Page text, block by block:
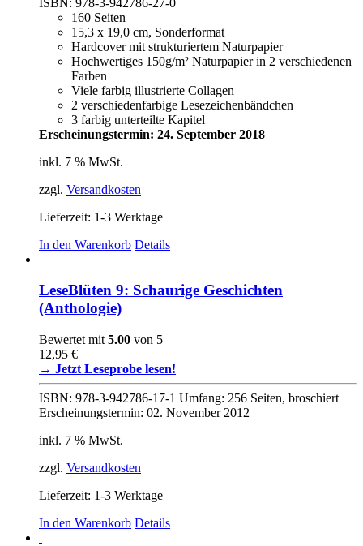
160 Seiten
15,3 x 19,0 cm, Sonderformat
Hardcover mit strukturiertem Naturpapier
Hochwertiges 150g/m² Naturpapier in 2 verschiedenen
Farben
Viele farbig illustrierte Collagen
2 verschiedenfarbige Lesezeichenbändchen
3 farbig unterteilte Kapitel
Erscheinungstermin: 24. September 2018
inkl. 7 % MwSt.
zzgl. Versandkosten
Lieferzeit: 1-3 Werktage
In den Warenkorb Details
LeseBlüten 9: Schaurige Geschichten
(Anthologie)
Bewertet mit 5.00 von 5
12,95 €
→ Jetzt Leseprobe lesen!
ISBN: 978-3-942786-17-1 Umfang: 256 Seiten, broschiert
Erscheinungstermin: 02. November 2012
inkl. 7 % MwSt.
zzgl. Versandkosten
Lieferzeit: 1-3 Werktage
In den Warenkorb Details